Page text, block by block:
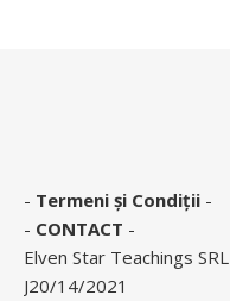
- Termeni și Condiții -
- CONTACT -
Elven Star Teachings SRL
J20/14/2021